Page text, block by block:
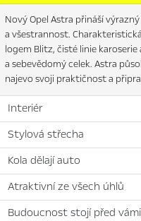
Nový Opel Astra přináší
a všestrannost.
logem Blitz, čisté linie
a sebevědomý celek. Astra
najevo svoji praktičnost a
Interiér
Stylová střecha
Kola dělají auto
Atraktivní ze všech úhlů
Budoucnost stojí před vámi